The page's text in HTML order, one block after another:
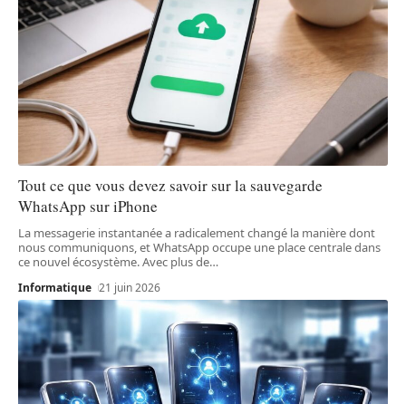
Tout ce que vous devez savoir sur la sauvegarde
WhatsApp sur iPhone
La messagerie instantanée a radicalement changé la manière dont
nous communiquons, et WhatsApp occupe une place centrale dans
ce nouvel écosystème. Avec plus de…
Informatique 21 juin 2026